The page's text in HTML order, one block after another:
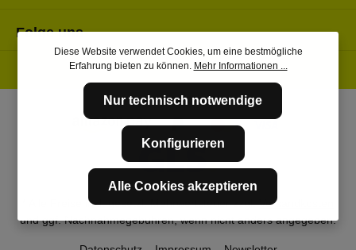
Folge uns
* Alle Preise inkl. gesetzl. Mehrwertsteuer zzgl.Versandkosten
und ggf. Nachnahmegebühren, wenn nicht anders angegeben.
Diese Website verwendet Cookies, um eine bestmögliche
Erfahrung bieten zu können. Mehr Informationen ...
Nur technisch notwendige
Konfigurieren
Alle Cookies akzeptieren